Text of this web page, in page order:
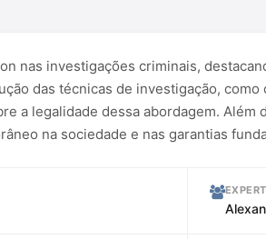
nas investigações criminais,
das técnicas de investigação,
a legalidade dessa abordagem.
na sociedade e nas garantias